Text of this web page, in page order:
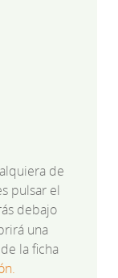
de
pulsar el
debajo
una
la ficha